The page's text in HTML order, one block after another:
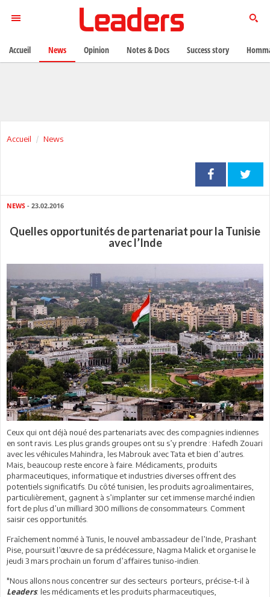
Accueil News
NEWS - 23.02.2016
Quelles opportunités de partenariat pour la Tunisie
avec l’Inde
Ceux qui ont déjà noué des partenariats avec des compagnies indiennes
en sont ravis. Les plus grands groupes ont su s’y prendre : Hafedh Zouari
avec les véhicules Mahindra, les Mabrouk avec Tata et bien d’autres.
Mais, beaucoup reste encore à faire. Médicaments, produits
pharmaceutiques, informatique et industries diverses offrent des
potentiels significatifs. Du côté tunisien, les produits agroalimentaires,
particulièrement, gagnent à s’implanter sur cet immense marché indien
fort de plus d’un milliard 300 millions de consommateurs. Comment
saisir ces opportunités.
Fraîchement nommé à Tunis, le nouvel ambassadeur de l’Inde, Prashant
Pise, poursuit l’œuvre de sa prédécessure, Nagma Malick et organise le
jeudi 3 mars prochain un forum d’affaires tuniso-indien.
"Nous allons nous concentrer sur des secteurs porteurs, précise-t-il à
Leaders: les médicaments et les produits pharmaceutiques,
Accueil News Opinion Notes & Docs Success story